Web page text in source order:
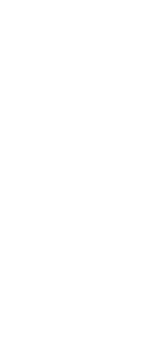
La cesión de
mental en los
Presupuestos
Andaluces’ y la
proyectos más
de 120 tablets
Andaluces’,
proyecto
participación y
través del Área
A esta
de mejora de la